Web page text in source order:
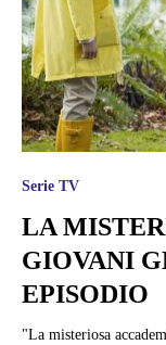
Serie TV
LA
GIOVANI
EPISODIO
"La misteriosa